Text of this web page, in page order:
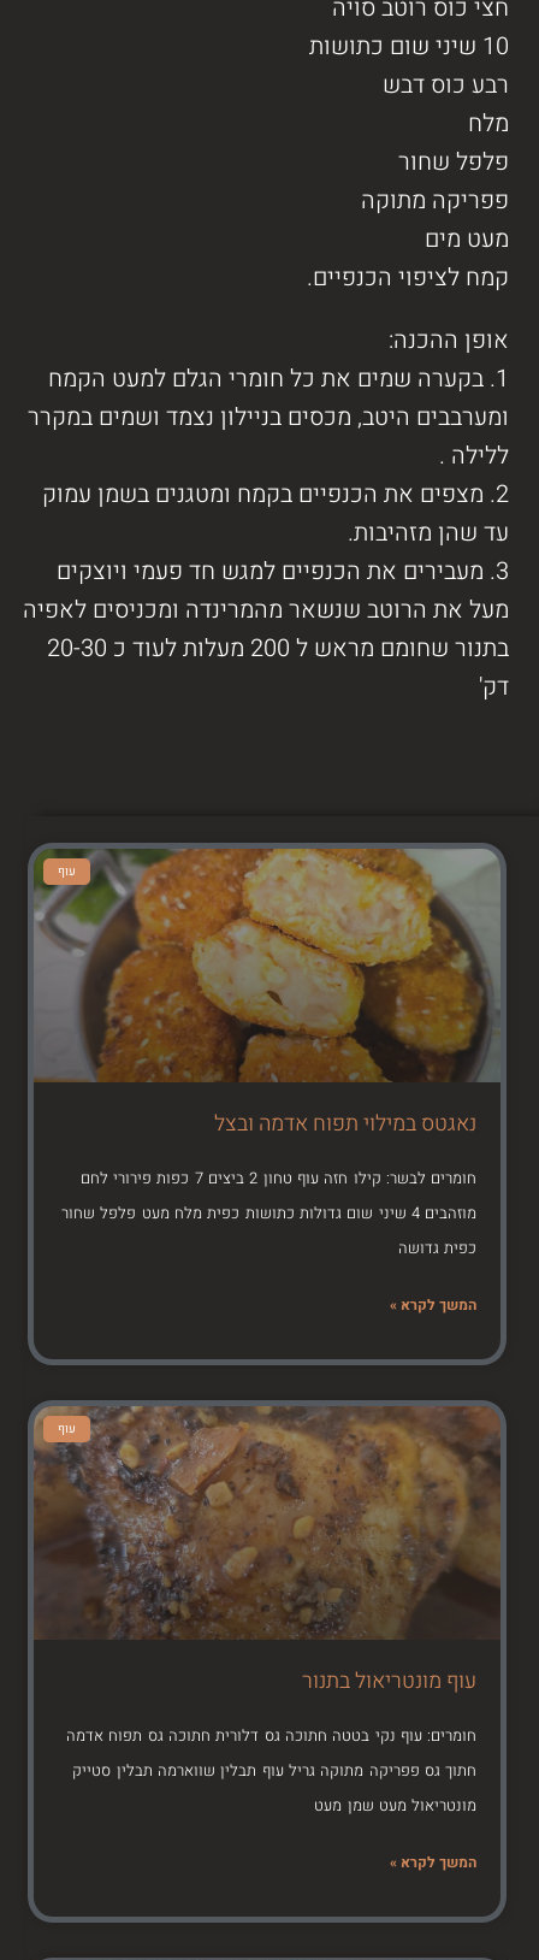
חצי כוס רוטב סויה
10 שיני שום כתושות
רבע כוס דבש
מלח
פלפל שחור
פפריקה מתוקה
מעט מים
קמח לציפוי הכנפיים.
אופן ההכנה:
1. בקערה שמים את כל חומרי הגלם למעט הקמח
ומערבבים היטב, מכסים בניילון נצמד ושמים במקרר
ללילה .
2. מצפים את הכנפיים בקמח ומטגנים בשמן עמוק
עד שהן מזהיבות.
3. מעבירים את הכנפיים למגש חד פעמי ויוצקים
מעל את הרוטב שנשאר מהמרינדה ומכניסים לאפיה
בתנור שחומם מראש ל 200 מעלות לעוד כ 20-30
דק'
עוף
נאגטס במילוי תפוח אדמה ובצל
חומרים לבשר: קילו חזה עוף טחון 2 ביצים 7 כפות פירורי לחם
מוזהבים 4 שיני שום גדולות כתושות כפית מלח מעט פלפל שחור
כפית גדושה
המשך לקרא »
עוף
עוף מונטריאול בתנור
חומרים: עוף נקי בטטה חתוכה גס דלורית חתוכה גס תפוח אדמה
חתוך גס פפריקה מתוקה גריל עוף תבלין שווארמה תבלין סטייק
מונטריאול מעט שמן מעט
המשך לקרא »